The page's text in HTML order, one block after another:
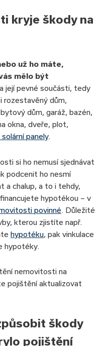
kryje škody na
už ho máte,
mělo být
její pevné součásti, tedy
rozestavěný dům,
dům, garáž, bazén,
okna, dveře, plot,
panely.
si ho nemusí sjednávat
podcenit ho nesmí
a chalup, a to i tehdy,
hypotékou – v
povinné . Důležité
kterou zjistíte např.
hypotéku , pak vinkulace
hypotéky.
nemovitosti na
pojištění aktualizovat
škody
pojištění